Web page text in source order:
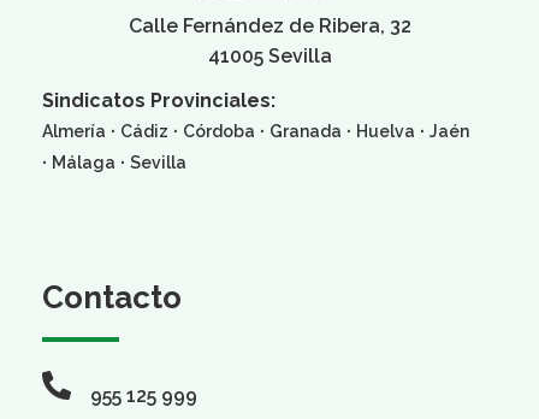
Calle Fernández de Ribera, 32
41005 Sevilla
Sindicatos Provinciales:
Almería · Cádiz · Córdoba · Granada · Huelva · Jaén
· Málaga · Sevilla
Contacto
955 125 999